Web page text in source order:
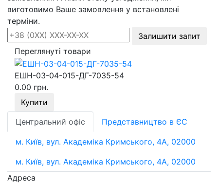
виготовимо Ваше замовлення у встановлені
терміни.
Залишити запит
Переглянуті товари
ЕШН-03-04-015-ДГ-7035-54
0.00 грн.
Купити
Центральний офіс
Представництво в ЄС
м. Київ, вул. Академіка Кримського, 4А, 02000
м. Київ, вул. Академіка Кримського, 4А, 02000
Адреса